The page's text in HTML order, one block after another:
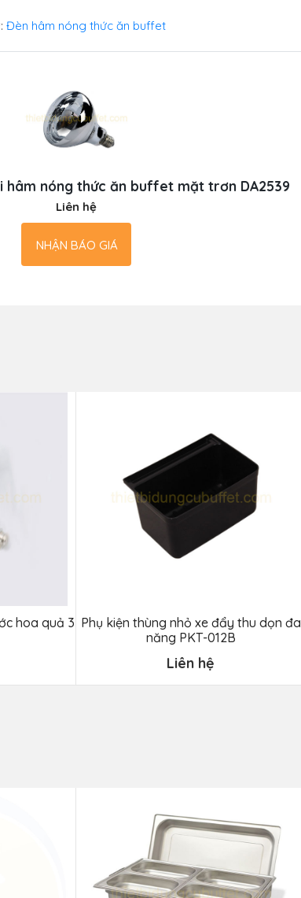
Đèn hâm nóng thức ăn buffet
hâm nóng thức ăn buffet mặt trơn DA2539
Liên hệ
NHẬN BÁO GIÁ
hoa quả 3 Phụ kiện thùng nhỏ xe đẩy thu dọn đa
năng PKT-012B
Liên hệ